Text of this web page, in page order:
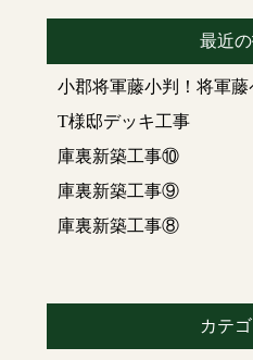
最近
小郡将軍藤小判！将軍藤
T様邸デッキ工事
庫裏新築工事⑩
庫裏新築工事⑨
庫裏新築工事⑧
カテ